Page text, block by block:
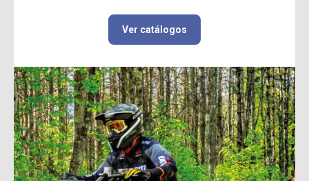
Ver catálogos